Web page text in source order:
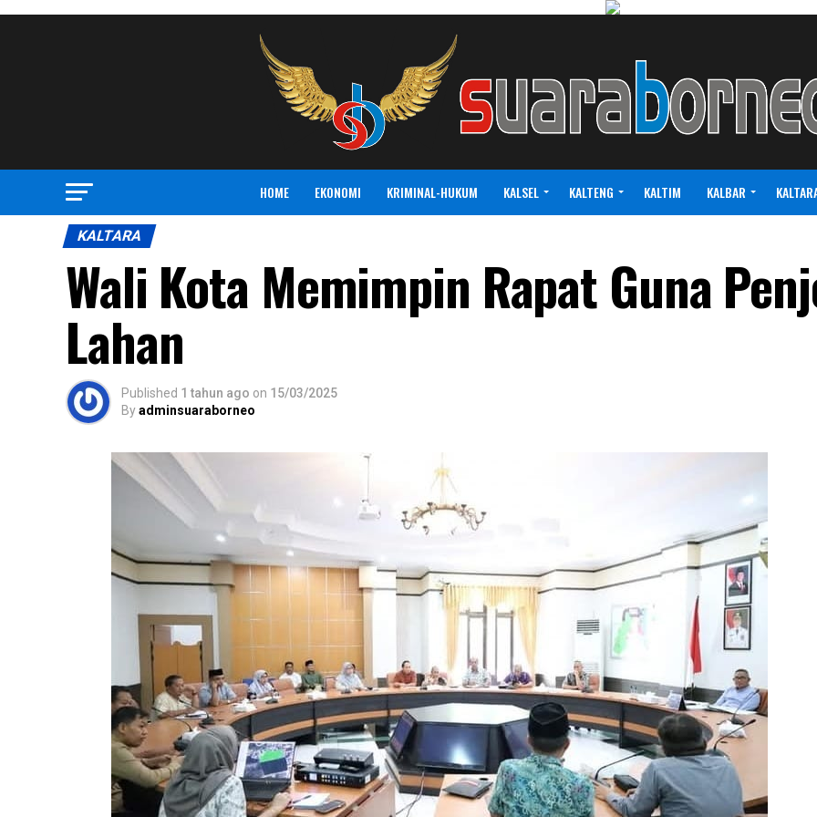
HOME EKONOMI KRIMINAL-HUKUM KALSEL KALTENG KALTIM KALBAR
KALTARA
Wali Kota Memimpin Rapat Guna
Lahan
Published 1 tahun ago on 15/03/2025
Byadminsuaraborneo